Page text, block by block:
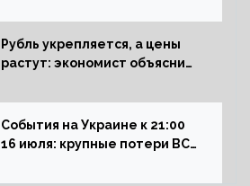
Рубль укрепляется, а цены
растут: экономист объяснил
на рынок РФ
События на Украине к 21:00
16 июля: крупные потери ВСУ
обстреливает Донбасс из